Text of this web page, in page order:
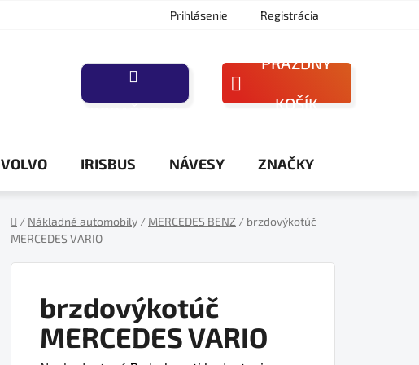
Prihlásenie Registrácia
NÁKUPNÝ
PRÁZDNY
KOŠÍK
VOLVO IRISBUS NÁVESY ZNAČKY
Domov
/ Nákladné automobily / MERCEDES BENZ / brzdovýkotúč
MERCEDES VARIO
brzdovýkotúč
MERCEDES VARIO